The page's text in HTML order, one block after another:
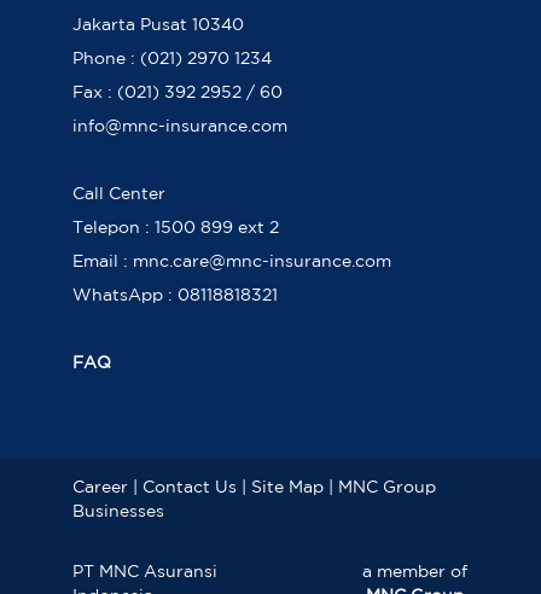
Jakarta Pusat 10340
Phone : (021) 2970 1234
Fax : (021) 392 2952 / 60
info@mnc-insurance.com
Call Center
Telepon : 1500 899 ext 2
Email : mnc.care@mnc-insurance.com
WhatsApp : 08118818321
FAQ
Career| Contact Us Site Map|
MNC Group
Businesses
PT MNC Asuransi
a member of